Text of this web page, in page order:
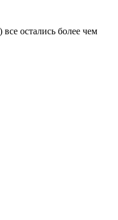
остались более чем